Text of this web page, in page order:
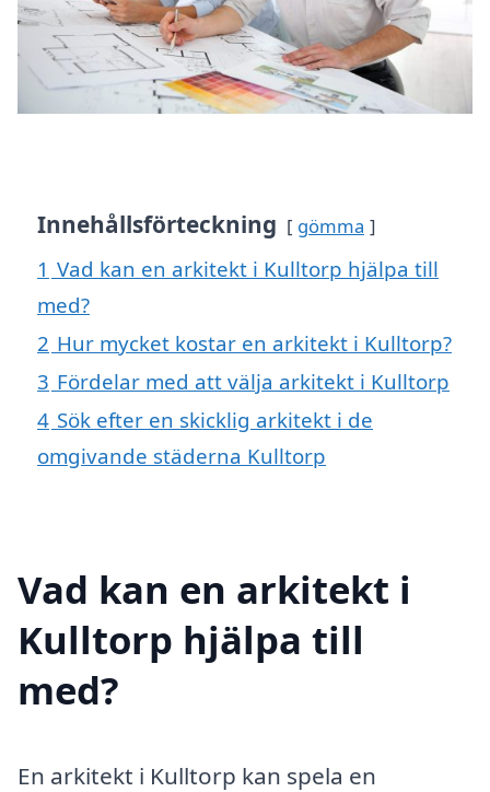
Innehållsförteckning gömma
1 Vad kan en arkitekt i Kulltorp hjälpa till
med?
2 Hur mycket kostar en arkitekt i Kulltorp?
3 Fördelar med att välja arkitekt i Kulltorp
4 Sök efter en skicklig arkitekt i de
omgivande städerna Kulltorp
Vad kan en arkitekt i
Kulltorp hjälpa till
med?
En arkitekt i Kulltorp kan spela en